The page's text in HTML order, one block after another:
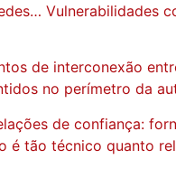
de interconexão
no perímetro da
de confiança:
é tão técnico quanto